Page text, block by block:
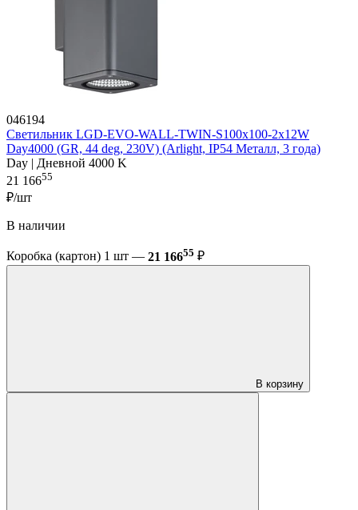
046194
Светильник LGD-EVO-WALL-TWIN-S100x100-2x12W
Day4000 (GR, 44 deg, 230V) (Arlight, IP54 Металл, 3 года)
Day | Дневной 4000 K
21 16655
₽/шт
В наличии
Коробка (картон) 1 шт — 21 16655 ₽
В корзину